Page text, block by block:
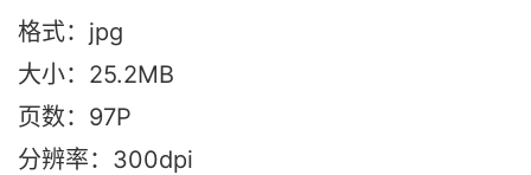
格式：jpg
大小：25.2MB
页数：97P
分辨率：300dpi